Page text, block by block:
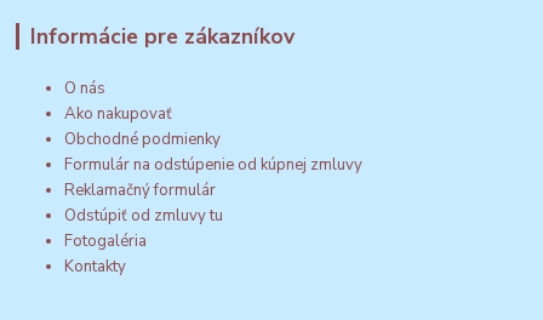
Informácie pre zákazníkov
O nás
Ako nakupovať
Obchodné podmienky
Formulár na odstúpenie od kúpnej zmluvy
Reklamačný formulár
Odstúpiť od zmluvy tu
Fotogaléria
Kontakty